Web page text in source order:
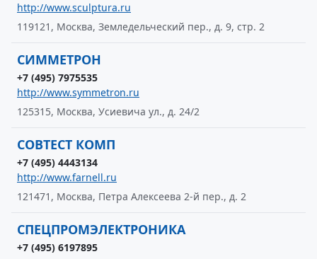
http://www.sculptura.ru
119121, Москва, Земледельческий пер., д. 9, стр. 2
СИММЕТРОН
+7 (495) 7975535
http://www.symmetron.ru
125315, Москва, Усиевича ул., д. 24/2
СОВТЕСТ КОМП
+7 (495) 4443134
http://www.farnell.ru
121471, Москва, Петра Алексеева 2-й пер., д. 2
СПЕЦПРОМЭЛЕКТРОНИКА
+7 (495) 6197895